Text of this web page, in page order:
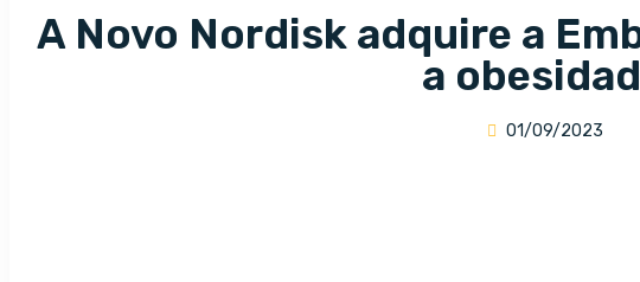
A Novo Nordisk adquire a
a
01/09/2023